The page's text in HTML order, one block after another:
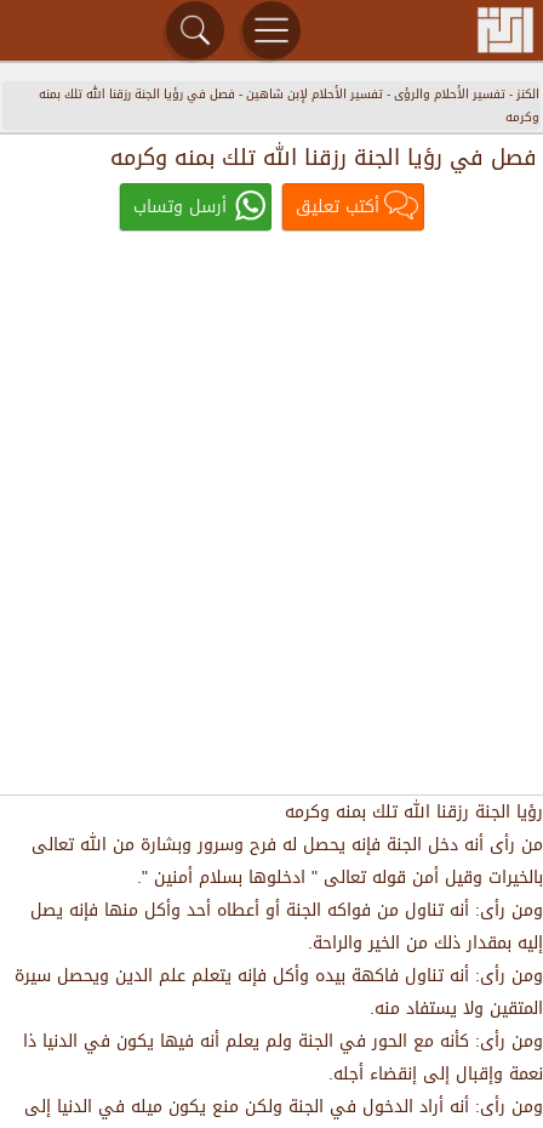
الكنز-تفسير الأحلام والرؤى-تفسير الأحلام لإبن شاهين- فصل في رؤيا الجنة رزقنا الله تلك بمنه
وكرمه
فصل في رؤيا الجنة رزقنا الله تلك بمنه وكرمه
أكتب تعليق أرسل وتساب
رؤيا الجنة رزقنا الله تلك بمنه وكرمه
من رأى أنه دخل الجنة فإنه يحصل له فرح وسرور وبشارة من الله تعالى
بالخيرات وقيل أمن قوله تعالى " ادخلوها بسلام أمنين ".
ومن رأى: أنه تناول من فواكه الجنة أو أعطاه أحد وأكل منها فإنه يصل
إليه بمقدار ذلك من الخير والراحة.
ومن رأى: أنه تناول فاكهة بيده وأكل فإنه يتعلم علم الدين ويحصل سيرة
المتقين ولا يستفاد منه.
ومن رأى: كأنه مع الحور في الجنة ولم يعلم أنه فيها يكون في الدنيا ذا
نعمة وإقبال إلى إنقضاء أجله.
ومن رأى: أنه أراد الدخول في الجنة ولكن منع يكون ميله في الدنيا إلى